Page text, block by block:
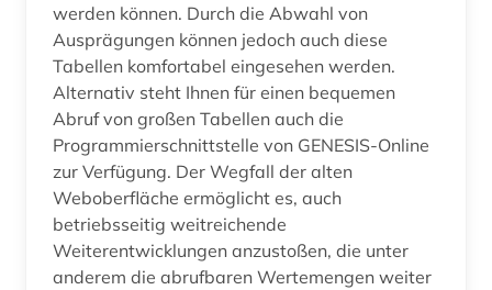
werden können. Durch die Abwahl von
Ausprägungen können jedoch auch diese
Tabellen komfortabel eingesehen werden.
Alternativ steht Ihnen für einen bequemen
Abruf von großen Tabellen auch die
Programmierschnittstelle von GENESIS-Online
zur Verfügung. Der Wegfall der alten
Weboberfläche ermöglicht es, auch
betriebsseitig weitreichende
Weiterentwicklungen anzustoßen, die unter
anderem die abrufbaren Wertemengen weiter